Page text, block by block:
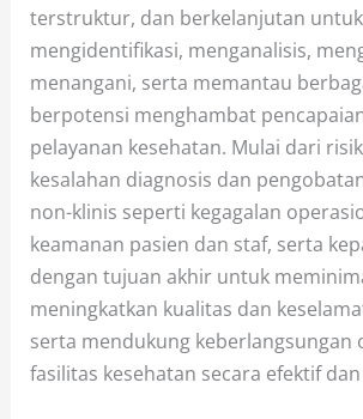
terstruktur, dan berkelanjutan untuk
mengidentifikasi, menganalisis,
menangani, serta memantau
berpotensi menghambat
pelayanan kesehatan. Mulai dari
kesalahan diagnosis dan
non-klinis seperti kegagalan
keamanan pasien dan staf, serta
dengan tujuan akhir untuk
meningkatkan kualitas dan
serta mendukung keberlangsungan
fasilitas kesehatan secara efektif